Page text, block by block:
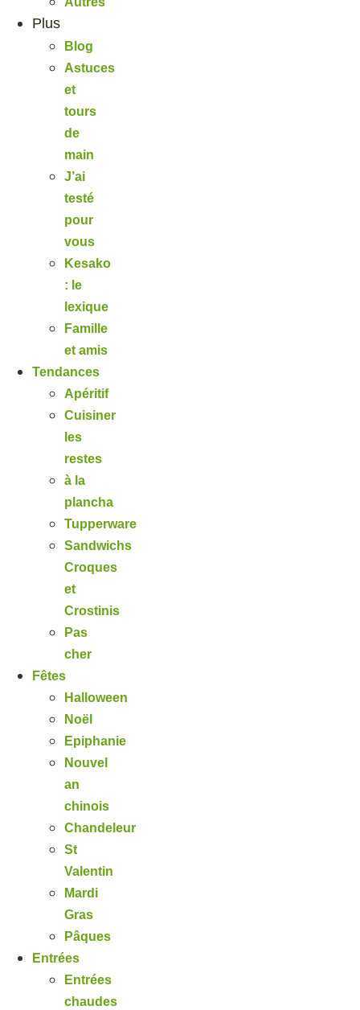
Plus
Blog
Astuces
et
tours
de
main
J’ai
testé
pour
vous
Kesako
: le
lexique
Famille
et amis
Tendances
Apéritif
Cuisiner
les
restes
à la
plancha
Tupperware
Sandwichs
Croques
et
Crostinis
Pas
cher
Fêtes
Halloween
Noël
Epiphanie
Nouvel
an
chinois
Chandeleur
St
Valentin
Mardi
Gras
Pâques
Entrées
Entrées
chaudes